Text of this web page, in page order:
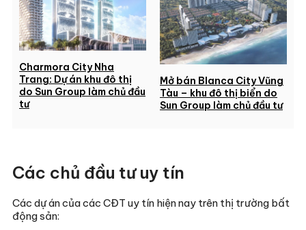
Charmora City Nha
Trang: Dự án khu đô thị
do Sun Group làm chủ đầu
tư
Mở bán Blanca City Vũng
Tàu – khu đô thị biển do
Sun Group làm chủ đầu tư
Các chủ đầu tư uy tín
Các dự án của các CĐT uy tín hiện nay trên thị trường bất
động sản: